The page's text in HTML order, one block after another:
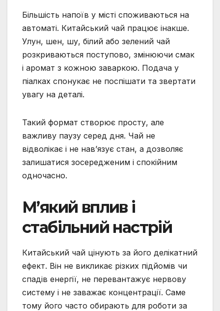
Більшість напоїв у місті споживаються на
автоматі. Китайський чай працює інакше.
Улун, шен, шу, білий або зелений чай
розкриваються поступово, змінюючи смак
і аромат з кожною заваркою. Подача у
піалках спонукає не поспішати та звертати
увагу на деталі.
Такий формат створює просту, але
важливу паузу серед дня. Чай не
відволікає і не нав’язує стан, а дозволяє
залишатися зосередженим і спокійним
одночасно.
М’який вплив і
стабільний настрій
Китайський чай цінують за його делікатний
ефект. Він не викликає різких підйомів чи
спадів енергії, не перевантажує нервову
систему і не заважає концентрації. Саме
тому його часто обирають для роботи за